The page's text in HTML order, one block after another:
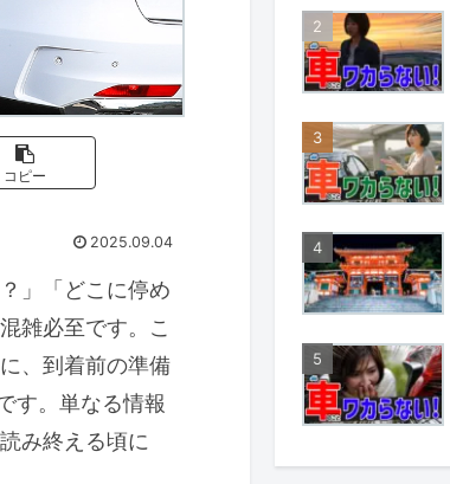
コピー
2025.09.04
」「どこに停め
雑必至です。こ
、到着前の準備
す。単なる情報
み終える頃に